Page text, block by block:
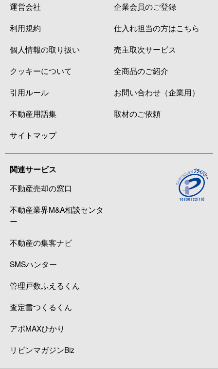
運営会社
利用規約
個人情報の取り扱い
クッキーについて
引用ルール
不動産用語集
サイトマップ
企業会員のご登録
仕入れ担当の方はこちら
売主取次サービス
全商品のご紹介
お問い合わせ（企業用）
取材のご依頼
関連サービス
不動産売却の窓口
不動産業界M&A相談センタ
ー
不動産の集客ナビ
SMSハンター
管理戸数ふえるくん
査定書つくるくん
アポMAXひかり
リビンマガジンBiz